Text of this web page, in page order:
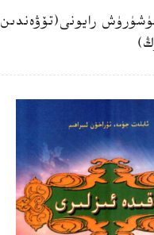
رايونى(تۆۋەندىن